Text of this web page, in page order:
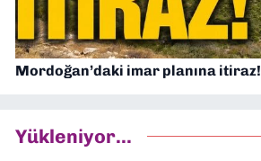
Mordoğan’daki imar planına itiraz!
Yükleniyor...